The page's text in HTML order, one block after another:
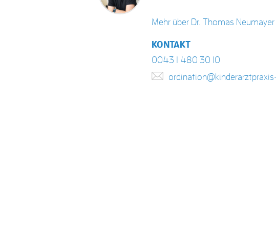
Mehr über Dr. Thomas
KONTAKT
0043 1 480 30 10